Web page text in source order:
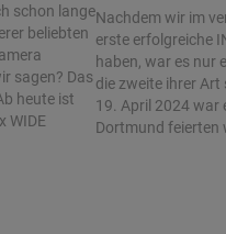
schon lange
beliebten
sagen? Das
heute ist
WIDE
Nachdem wir im
erste erfolgreiche
haben, war es nur
die zweite ihrer
19. April 2024 war
Dortmund feierten